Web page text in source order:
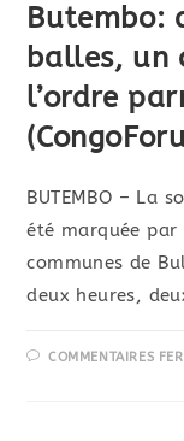
Butembo:
balles, un
l’ordre
BUTEMBO – La
été marquée par
communes de
deux heures,
COMMENTAIRES